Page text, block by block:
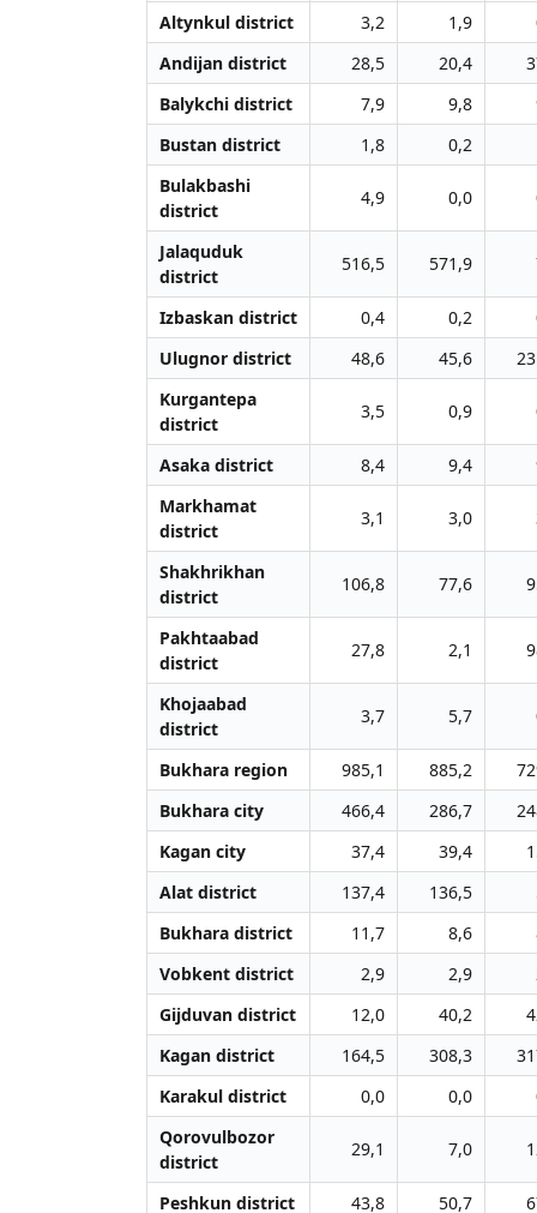
Altynkul district
3,2 1,9
Andijan district
28,5 20,4
Balykchi district
7,9 9,8
Bustan district
1,8 0,2
Bulakbashi
district
4,9 0,0
Jalаquduk
district
516,5 571,9
Izbaskan district 0,4 0,2
Ulugnor district
48,6 45,6
Kurgantepa
district
3,5 0,9
Asaka district 8,4 9,4
Markhamat
district
3,1 3,0
Shakhrikhan
district
106,8 77,6
Pakhtaabad
district
27,8 2,1
Khojaabad
district
3,7 5,7
Bukhara region 985,1 885,2
Bukhara city
466,4 286,7
Kagan city
37,4 39,4
Alat district
137,4 136,5
Bukhara district
11,7 8,6
Vobkent district
2,9 2,9
Gijduvan district
12,0 40,2
Kagan district
164,5 308,3
Karakul district
0,0 0,0
Qorovulbozor
district
29,1 7,0
Peshkun district 43,8 50,7